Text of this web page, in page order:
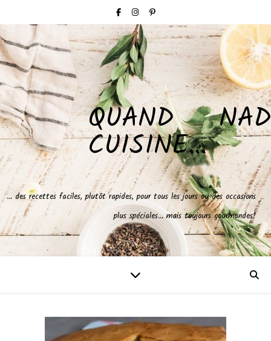
QUAND NAD
CUISINE…
… des recettes faciles, plutôt rapides, pour tous les jours ou des occasions
plus spéciales… mais toujours gourmandes!